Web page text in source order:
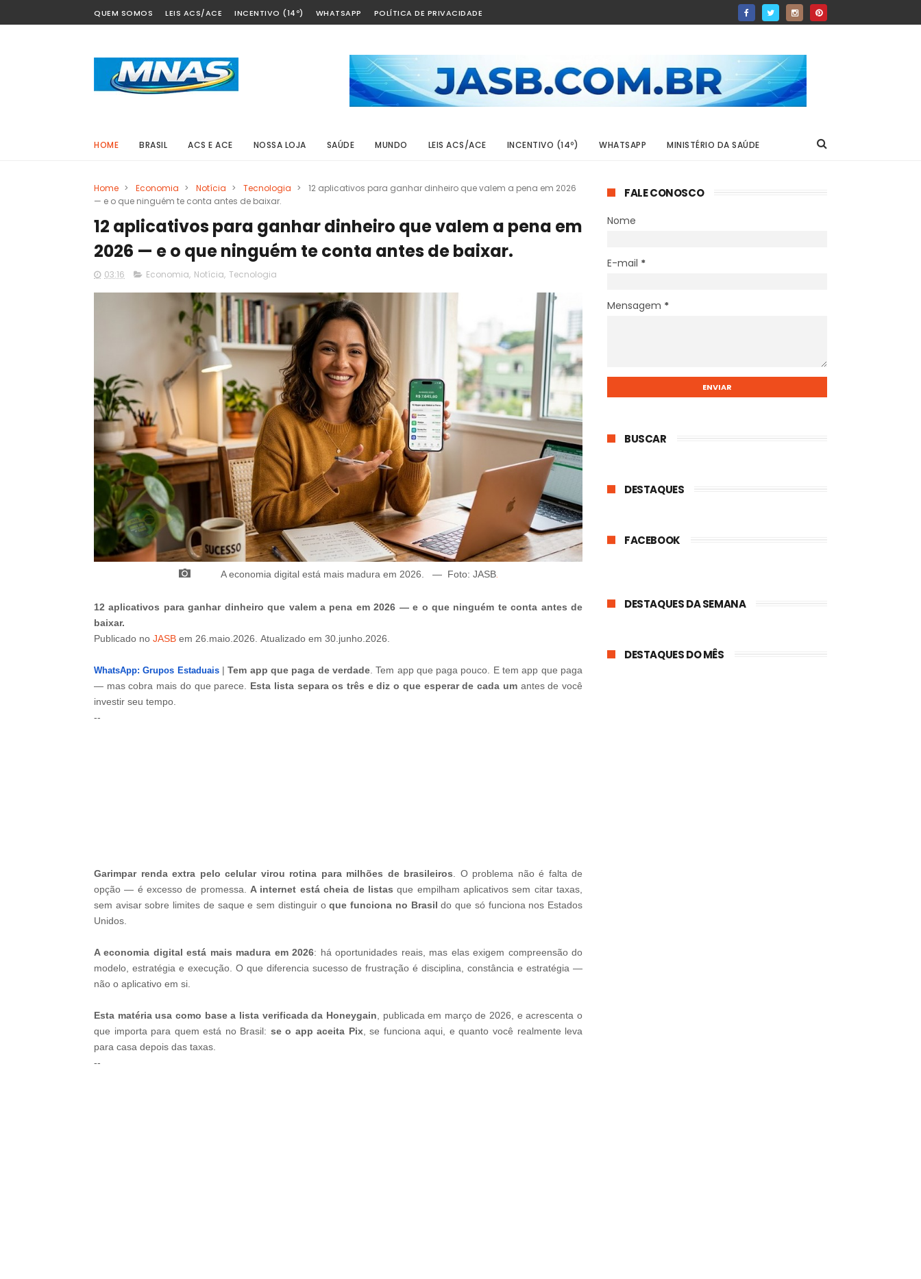
QUEM SOMOS LEIS ACS/ACE INCENTIVO (14º) WHATSAPP POLÍTICA DE PRIVACIDADE
HOME BRASIL ACS E ACE NOSSA LOJA SAÚDE MUNDO LEIS ACS/ACE INCENTIVO (14º) WHATSAPP MINISTÉRIO DA SAÚDE
Home > Economia > Notícia > Tecnologia >
12 aplicativos para ganhar dinheiro que valem a pena em 2026
— e o que ninguém te conta antes de baixar.
12 aplicativos para ganhar dinheiro que valem a pena em
2026 — e o que ninguém te conta antes de baixar.
03:16 Economia, Notícia, Tecnologia
A economia digital está mais madura em 2026. — Foto: JASB.
12 aplicativos para ganhar dinheiro que valem a pena em 2026 — e o que ninguém te conta antes de
baixar.
Publicado no JASB em 26.maio.2026. Atualizado em 30.junho.2026.
WhatsApp: Grupos Estaduais |Tem app que paga de verdade. Tem app que paga pouco. E tem app que paga
— mas cobra mais do que parece. Esta lista separa os três e diz o que esperar de cada umantes de você
investir seu tempo.
--
Garimpar renda extra pelo celular virou rotina para milhões de brasileiros . O problema não é falta de
opção — é excesso de promessa. A internet está cheia de listas que empilham aplicativos sem citar taxas,
sem avisar sobre limites de saque e sem distinguir oque funciona no Brasildo que só funciona nos Estados
Unidos.
A economia digital está mais madura em 2026: há oportunidades reais, mas elas exigem compreensão do
modelo, estratégia e execução. O que diferencia sucesso de frustração é disciplina, constância e estratégia —
não o aplicativo em si.
Esta matéria usa como base a lista verificada da Honeygain , publicada em março de 2026, e acrescenta o
que importa para quem está no Brasil: se o app aceita Pix, se funciona aqui, e quanto você realmente leva
para casa depois das taxas.
--
FALE CONOSCO
Nome
E-mail *
Mensagem *
BUSCAR
DESTAQUES
FACEBOOK
DESTAQUES DA SEMANA
DESTAQUES DO MÊS